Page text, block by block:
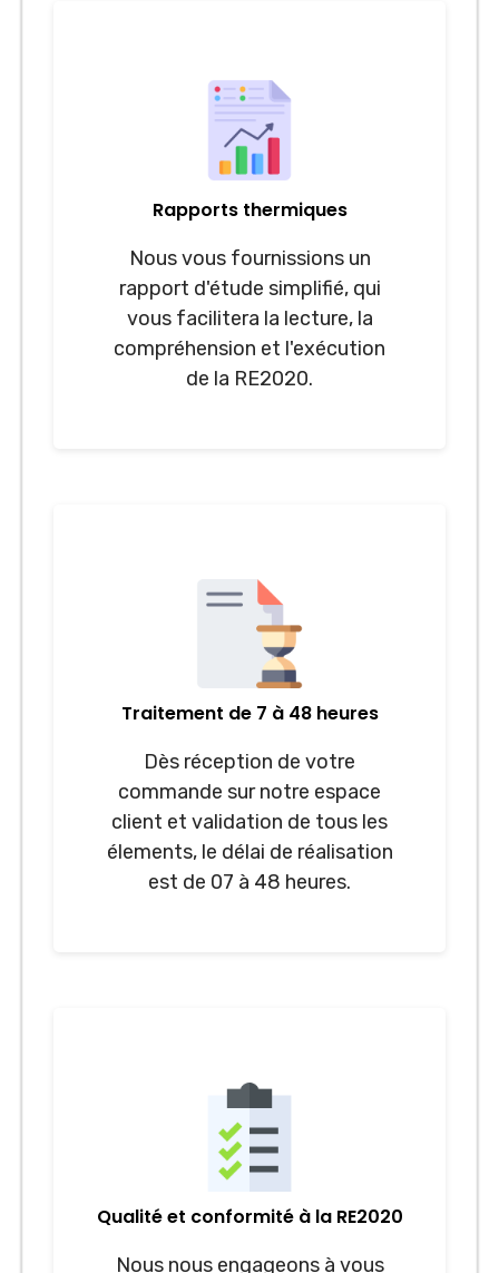
Rapports thermiques
Nous vous fournissions un
rapport d'étude simplifié, qui
vous facilitera la lecture, la
compréhension et l'exécution
de la RE2020.
Traitement de 7 à 48 heures
Dès réception de votre
commande sur notre espace
client et validation de tous les
élements, le délai de réalisation
est de 07 à 48 heures.
Qualité et conformité à la RE2020
Nous nous engageons à vous